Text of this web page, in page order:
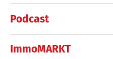
Podcast
ImmoMARKT